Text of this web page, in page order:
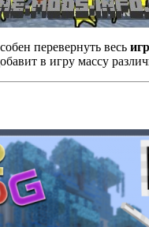
перевернуть весь
в игру массу